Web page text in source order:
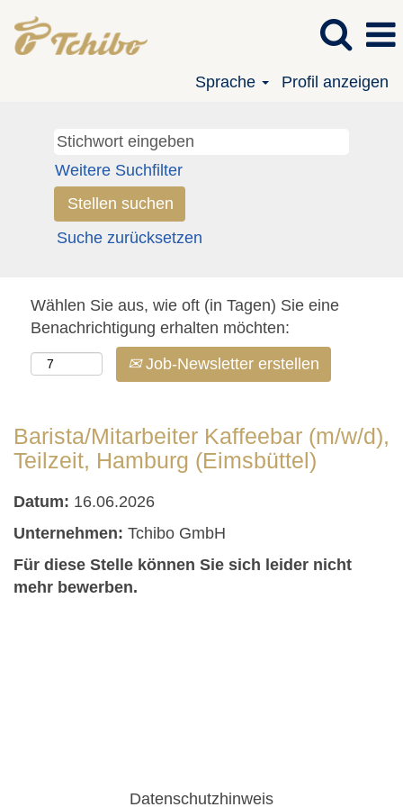
Sprache Profil anzeigen
Weitere Suchfilter
Suche zurücksetzen
Wählen Sie aus, wie oft (in Tagen) Sie eine
Benachrichtigung erhalten möchten:
Job-Newsletter erstellen
Barista/Mitarbeiter Kaffeebar (m/w/d),
Teilzeit, Hamburg (Eimsbüttel)
Datum: 16.06.2026
Unternehmen: Tchibo GmbH
Für diese Stelle können Sie sich leider nicht
mehr bewerben.
Datenschutzhinweis